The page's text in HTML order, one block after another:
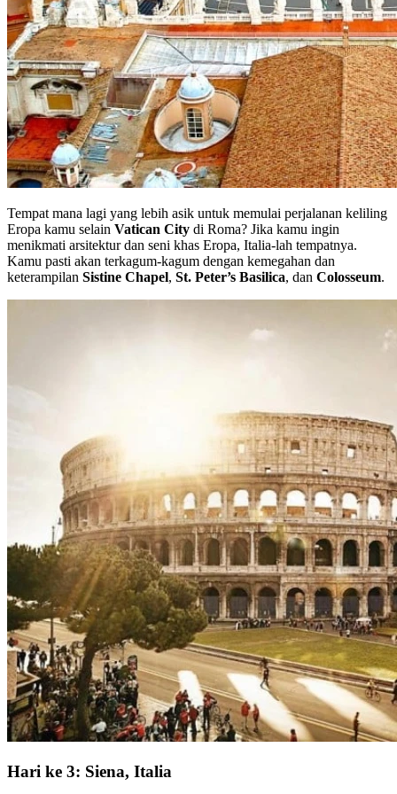
Tempat mana lagi yang lebih asik untuk memulai perjalanan keliling
Eropa kamu selain Vatican City di Roma? Jika kamu ingin
menikmati arsitektur dan seni khas Eropa, Italia-lah tempatnya.
Kamu pasti akan terkagum-kagum dengan kemegahan dan
keterampilan Sistine Chapel, St. Peter’s Basilica, dan Colosseum.
Hari ke 3: Siena, Italia